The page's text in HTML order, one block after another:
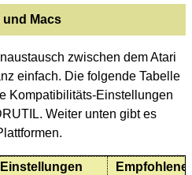
und Macs
zwischen dem Atari
einfach. Die folgende Tabelle
Kompatibilitäts-Einstellungen
Weiter unten gibt es